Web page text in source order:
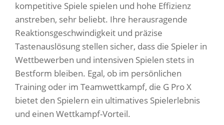
kompetitive Spiele spielen und hohe Effizienz
anstreben, sehr beliebt. Ihre herausragende
Reaktionsgeschwindigkeit und präzise
Tastenauslösung stellen sicher, dass die Spieler in
Wettbewerben und intensiven Spielen stets in
Bestform bleiben. Egal, ob im persönlichen
Training oder im Teamwettkampf, die G Pro X
bietet den Spielern ein ultimatives Spielerlebnis
und einen Wettkampf-Vorteil.